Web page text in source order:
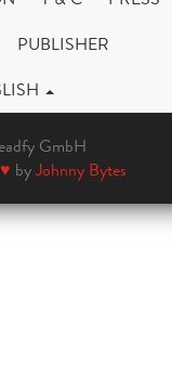
PUBLISHER
GmbH
♥ byJohnny Bytes